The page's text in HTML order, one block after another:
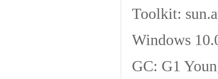
Toolkit:
Windows
GC: G1